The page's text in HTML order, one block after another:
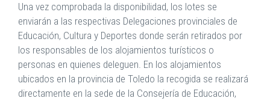
Una vez comprobada la disponibilidad, los lotes se
enviarán a las respectivas Delegaciones provinciales de
Educación, Cultura y Deportes donde serán retirados por
los responsables de los alojamientos turísticos o
personas en quienes deleguen. En los alojamientos
ubicados en la provincia de Toledo la recogida se realizará
directamente en la sede de la Consejería de Educación,